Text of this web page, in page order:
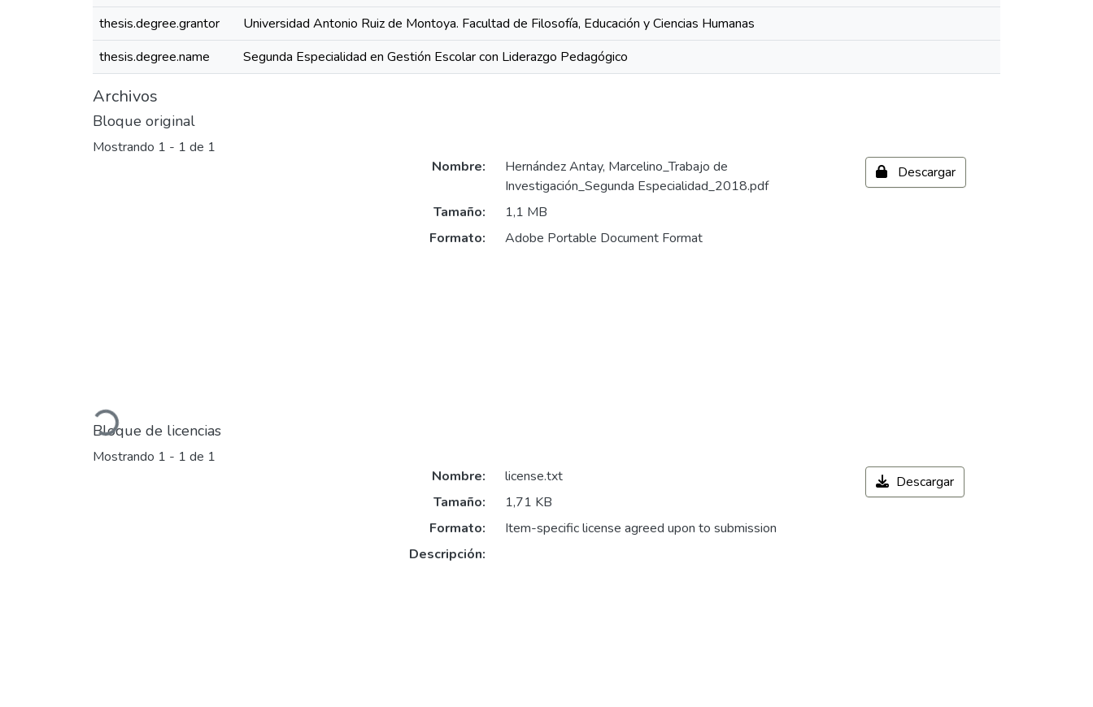
thesis.degree.grantor
Universidad Antonio Ruiz de Montoya. Facultad de Filosofía, Educación y Ciencias Humanas
thesis.degree.name
Segunda Especialidad en Gestión Escolar con Liderazgo Pedagógico
Archivos
Bloque original
Mostrando 1 - 1 de 1
Cargando...
Nombre:
Hernández Antay, Marcelino_Trabajo de
Investigación_Segunda Especialidad_2018.pdf
Tamaño:
1,1 MB
Formato:
Adobe Portable Document Format
Descargar
Bloque de licencias
Mostrando 1 - 1 de 1
Nombre:
license.txt
Tamaño:
1,71 KB
Formato:
Item-specific license agreed upon to submission
Descripción:
Descargar